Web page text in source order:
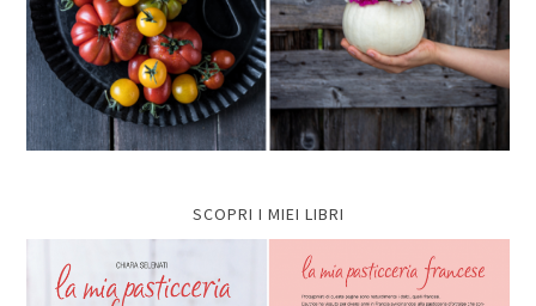
SCOPRI I MIEI LIBRI